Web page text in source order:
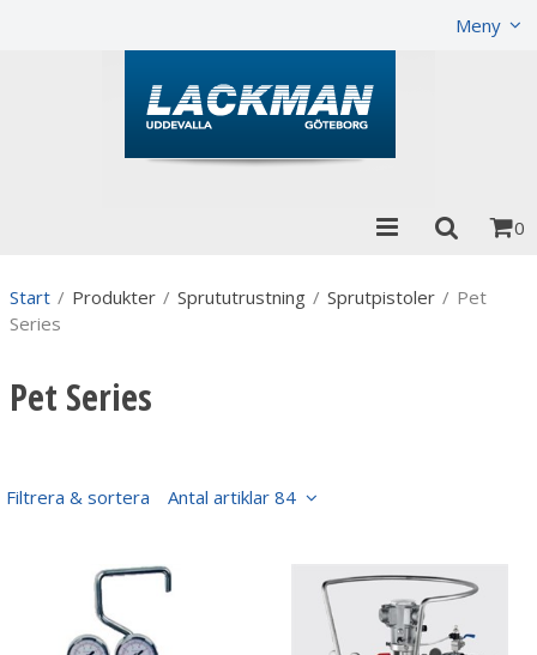
Meny
0
Start / Produkter / Sprututrustning / Sprutpistoler / Pet
Series
Pet Series
Filtrera & sortera Antal artiklar 84